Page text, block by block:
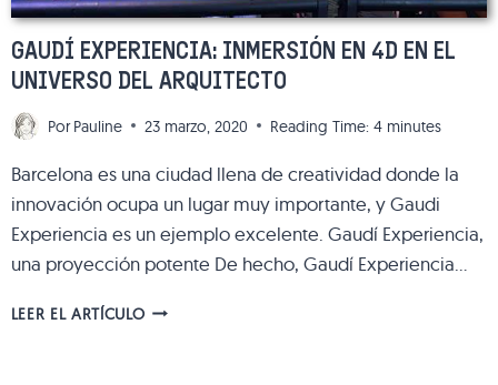
GAUDÍ EXPERIENCIA: INMERSIÓN EN 4D EN EL
UNIVERSO DEL ARQUITECTO
Por Pauline 23 marzo, 2020 Reading Time: 4 minutes
Barcelona es una ciudad llena de creatividad donde la
innovación ocupa un lugar muy importante, y Gaudi
Experiencia es un ejemplo excelente. Gaudí Experiencia,
una proyección potente De hecho, Gaudí Experiencia…
LEER EL ARTÍCULOGAUDÍ